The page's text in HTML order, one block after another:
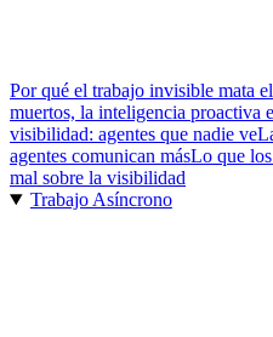
Por qué el trabajo invisible mata
muertos, la inteligencia proactiva
visibilidad: agentes que nadie ve
agentes comunican másLo que
mal sobre la visibilidad
Trabajo Asíncrono